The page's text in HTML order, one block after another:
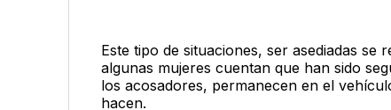
Este tipo de situaciones, ser asediadas
algunas mujeres cuentan que han sido
los acosadores, permanecen en el
hacen.